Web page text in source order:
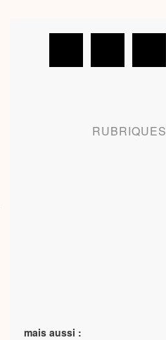
RUBRIQUES
mais aussi :